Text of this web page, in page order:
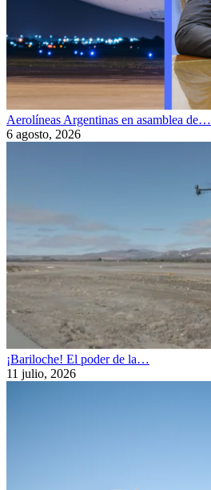
Aerolíneas Argentinas en asamblea de…
6 agosto, 2026
¡Bariloche! El poder de la…
11 julio, 2026